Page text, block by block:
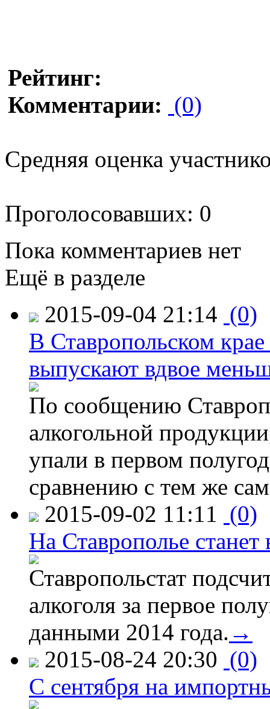
Рейтинг:
Комментарии: (0)
Средняя оценка
Проголосовавших: 0
Пока комментариев нет
Ещё в разделе
2015-09-04 21:14 (0)
В Ставропольском
выпускают вдвое
По сообщению
алкогольной
упали в первом
сравнению с тем же
2015-09-02 11:11 (0)
На Ставрополье
Ставропольстат
алкоголя за первое
данными 2014 года. →
2015-08-24 20:30 (0)
C сентября на